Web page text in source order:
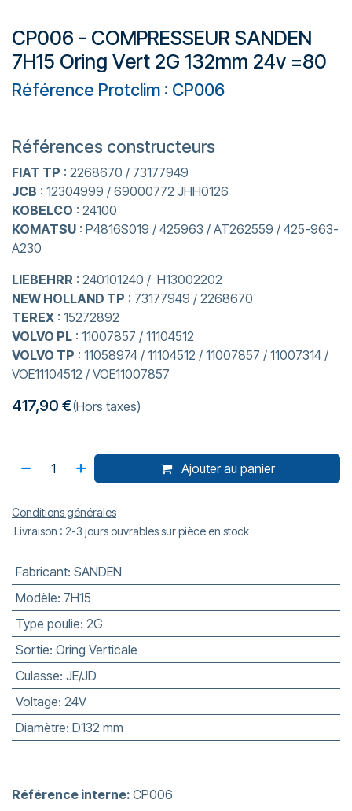
CP006 - COMPRESSEUR SANDEN
7H15 Oring Vert 2G 132mm 24v =80
Référence Protclim : CP006
Références constructeurs
FIAT TP : 2268670 / 73177949
JCB : 12304999 / 69000772 JHH0126
KOBELCO : 24100
KOMATSU : P4816S019 / 425963 / AT262559 / 425-963-
A230
LIEBEHRR : 240101240 / H13002202
NEW HOLLAND TP : 73177949 / 2268670
TEREX : 15272892
VOLVO PL : 11007857 / 11104512
VOLVO TP : 11058974 / 11104512 / 11007857 / 11007314 /
VOE11104512 / VOE11007857
417,90 €(Hors taxes)
Ajouter au panier
Conditions générales
Livraison : 2-3 jours ouvrables sur pièce en stock
Fabricant: SANDEN
Modèle: 7H15
Type poulie: 2G
Sortie: Oring Verticale
Culasse: JE/JD
Voltage: 24V
Diamètre: D132 mm
Référence interne: CP006